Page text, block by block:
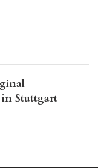
Stuttgart